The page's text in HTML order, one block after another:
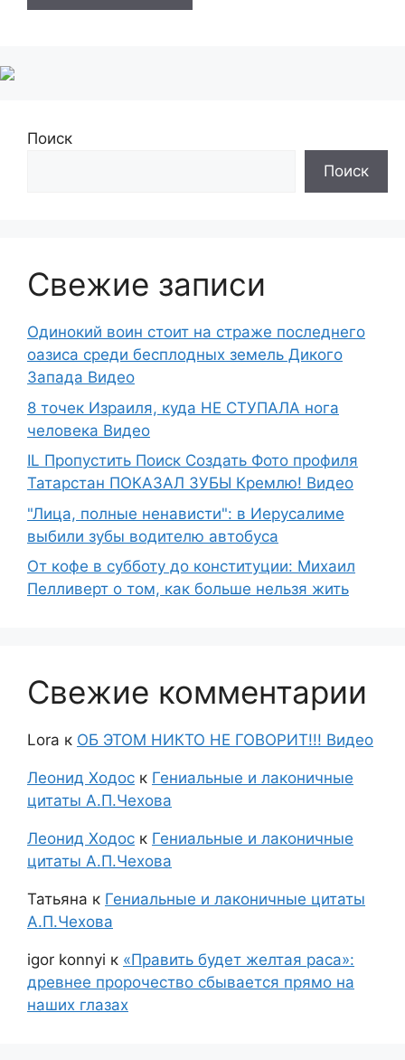
Поиск
Поиск
Свежие записи
Одинокий воин стоит на страже последнего
оазиса среди бесплодных земель Дикого
Запада Видео
8 точек Израиля, куда НЕ СТУПАЛА нога
человека Видео
IL Пропустить Поиск Создать Фото профиля
Татарстан ПОКАЗАЛ ЗУБЫ Кремлю! Видео
"Лица, полные ненависти": в Иерусалиме
выбили зубы водителю автобуса
От кофе в субботу до конституции: Михаил
Пелливерт о том, как больше нельзя жить
Свежие комментарии
Lora к ОБ ЭТОМ НИКТО НЕ ГОВОРИТ!!! Видео
Леонид Ходос к Гениальные и лаконичные
цитаты А.П.Чехова
Леонид Ходос к Гениальные и лаконичные
цитаты А.П.Чехова
Татьяна к Гениальные и лаконичные цитаты
А.П.Чехова
igor konnyi к «Править будет желтая раса»:
древнее пророчество сбывается прямо на
наших глазах